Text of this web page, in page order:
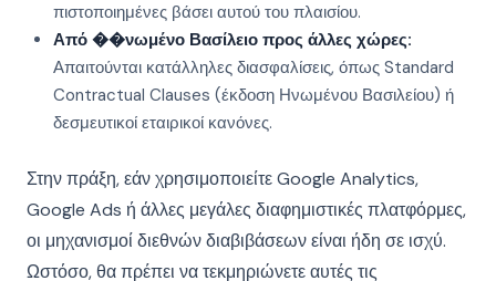
πιστοποιημένες βάσει αυτού του πλαισίου.
Από ��νωμένο Βασίλειο προς άλλες χώρες:
Απαιτούνται κατάλληλες διασφαλίσεις, όπως Standard
Contractual Clauses (έκδοση Ηνωμένου Βασιλείου) ή
δεσμευτικοί εταιρικοί κανόνες.
Στην πράξη, εάν χρησιμοποιείτε Google Analytics,
Google Ads ή άλλες μεγάλες διαφημιστικές πλατφόρμες,
οι μηχανισμοί διεθνών διαβιβάσεων είναι ήδη σε ισχύ.
Ωστόσο, θα πρέπει να τεκμηριώνετε αυτές τις